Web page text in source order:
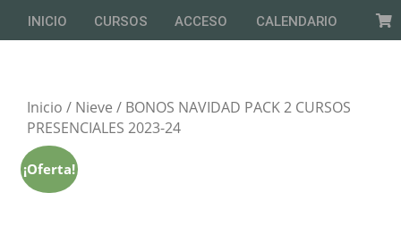
INICIO CURSOS ACCESO CALENDARIO
Inicio / Nieve / BONOS NAVIDAD PACK 2 CURSOS
PRESENCIALES 2023-24
¡Oferta!